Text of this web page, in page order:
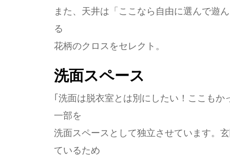
また、天井は「ここなら自由に選んで遊
る
花柄のクロスをセレクト。
洗面スペース
｢洗面は脱衣室とは別にしたい！ここも
一部を
洗面スペースとして独立させています。
ているため